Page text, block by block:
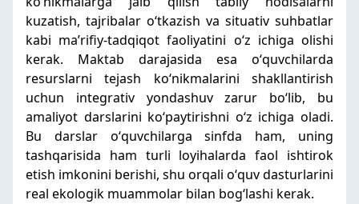
kuzatish, tajribalar oʻtkazish va situativ suhbatlar
kabi maʼrifiy-tadqiqot faoliyatini oʻz ichiga olishi
kerak. Maktab darajasida esa oʻquvchilarda
resurslarni tejash koʻnikmalarini shakllantirish
uchun integrativ yondashuv zarur boʻlib, bu
amaliyot darslarini koʻpaytirishni oʻz ichiga oladi.
Bu darslar oʻquvchilarga sinfda ham, uning
tashqarisida ham turli loyihalarda faol ishtirok
etish imkonini berishi, shu orqali oʻquv dasturlarini
real ekologik muammolar bilan bogʻlashi kerak.